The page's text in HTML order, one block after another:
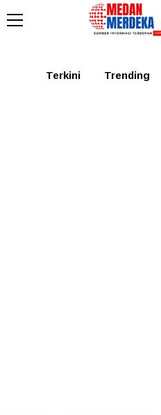
Tabagsel Tapanuli
Terkini Trending